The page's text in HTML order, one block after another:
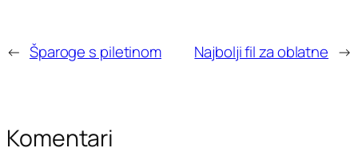
← Šparoge s piletinom Najbolji fil za oblatne →
Komentari